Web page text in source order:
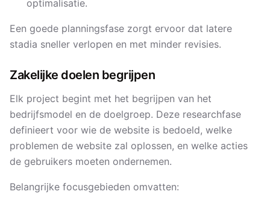
optimalisatie.
Een goede planningsfase zorgt ervoor dat latere
stadia sneller verlopen en met minder revisies.
Zakelijke doelen begrijpen
Elk project begint met het begrijpen van het
bedrijfsmodel en de doelgroep. Deze researchfase
definieert voor wie de website is bedoeld, welke
problemen de website zal oplossen, en welke acties
de gebruikers moeten ondernemen.
Belangrijke focusgebieden omvatten: